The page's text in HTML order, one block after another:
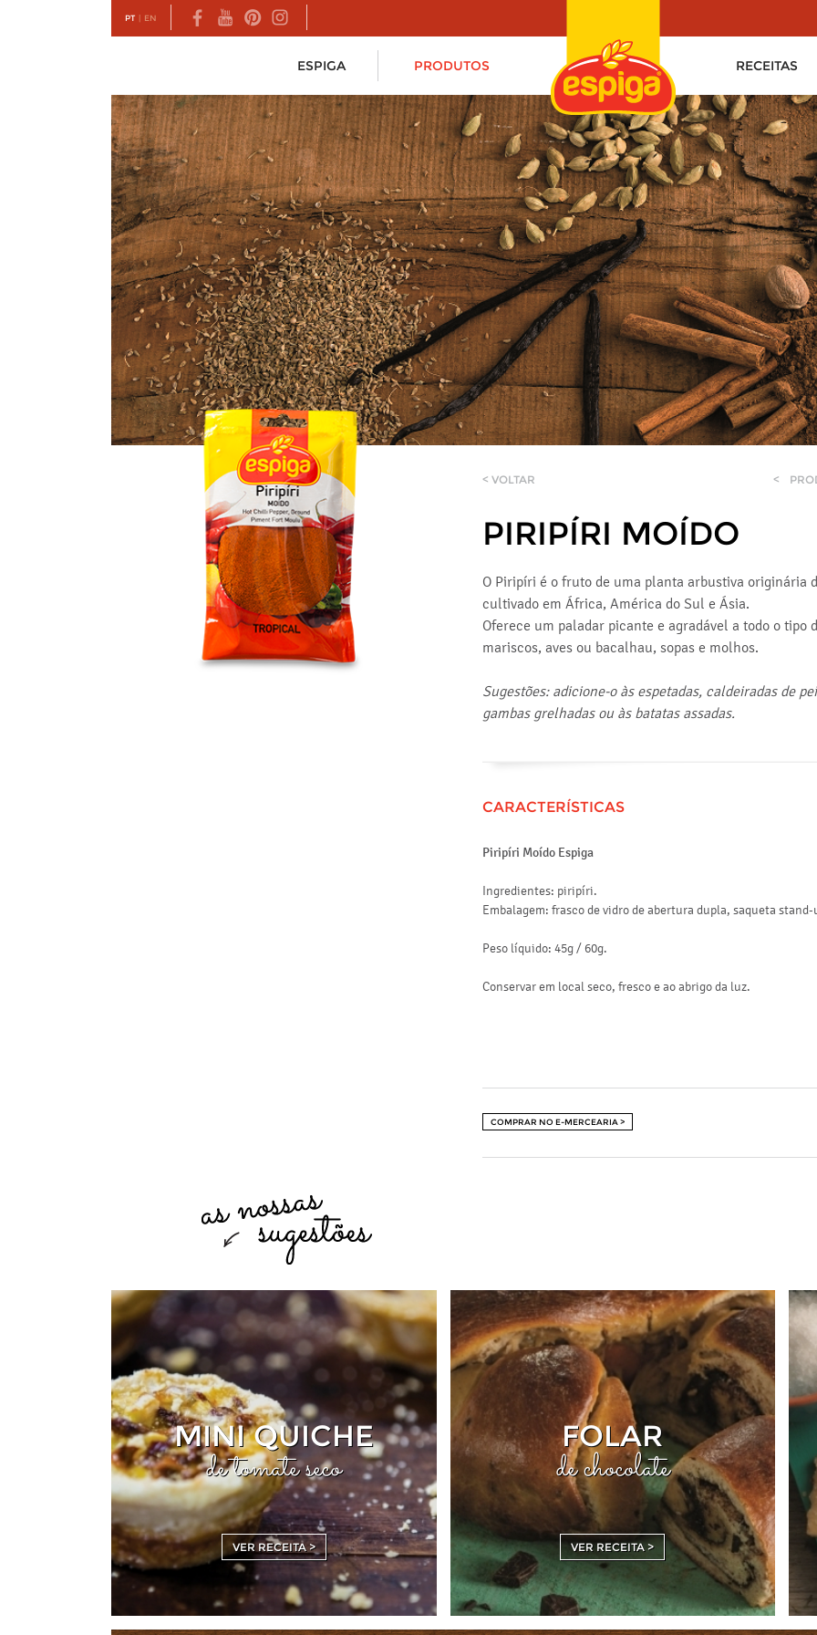
PT | EN
ESPIGA PRODUTOS RECEITAS
< VOLTAR <
PIRIPÍRI MOÍDO
O Piripíri é o fruto de uma planta arbustiva originária
cultivado em África, América do Sul e Ásia.
Oferece um paladar picante e agradável a todo o tipo
mariscos, aves ou bacalhau, sopas e molhos.
Sugestões: adicione-o às espetadas, caldeiradas de
gambas grelhadas ou às batatas assadas.
CARACTERÍSTICAS
Piripíri Moído Espiga
Ingredientes: piripíri.
Embalagem: frasco de vidro de abertura dupla, saqueta stand-
Peso líquido: 45g / 60g.
Conservar em local seco, fresco e ao abrigo da luz.
COMPRAR NO E-MERCEARIA >
MINI QUICHE
de tomate seco
VER RECEITA >
FOLAR
de chocolate
VER RECEITA >